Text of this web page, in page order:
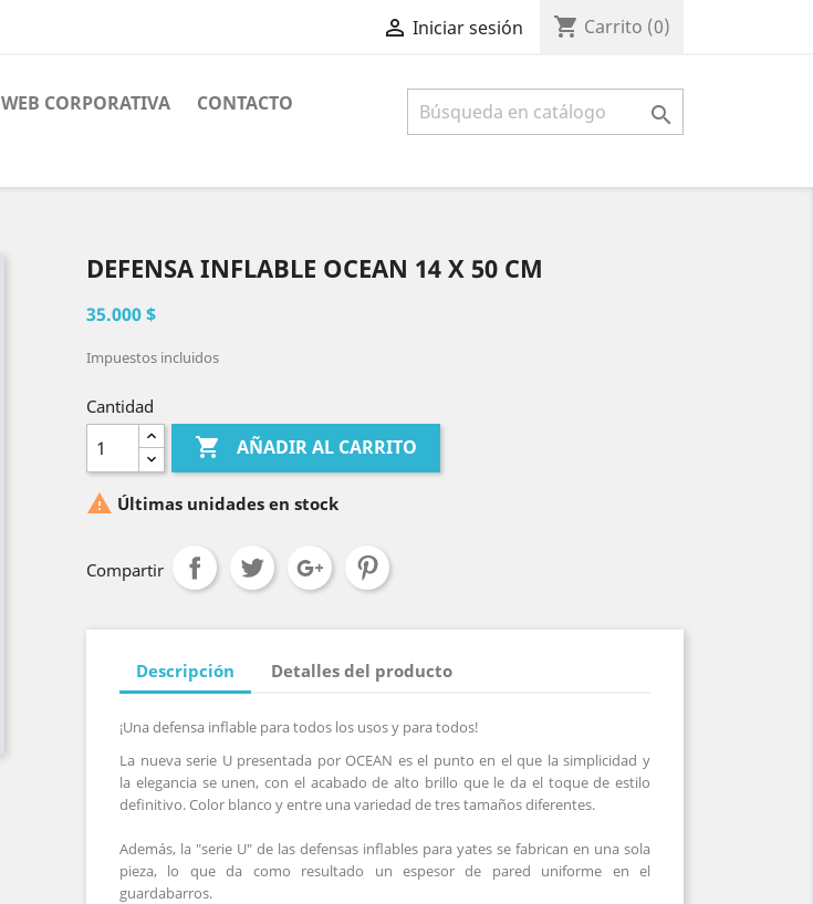
 Iniciar sesión shopping_cart Carrito (0)
WEB CORPORATIVA CONTACTO 
DEFENSA INFLABLE OCEAN 14 X 50 CM
35.000 $
Impuestos incluidos
Cantidad
 AÑADIR AL CARRITO
 Últimas unidades en stock
Compartir
Descripción Detalles del producto
¡Una defensa inflable para todos los usos y para todos!
La nueva serie U presentada por OCEAN es el punto en el que lasimplicidad y
la elegancia se unen, con el acabado de alto brillo que le da el toque de estilo
definitivo. Color blanco y entre una variedad de tres tamaños diferentes.
Además, la "serie U" de las defensas inflables para yates se fabrican en una sola
pieza, lo que da como resultado un espesor de pared uniforme en el
guardabarros.